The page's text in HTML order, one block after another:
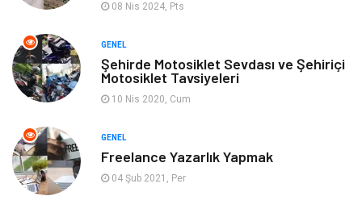
08 Nis 2024, Pts
GENEL
Şehirde Motosiklet Sevdası ve Şehiriçi
Motosiklet Tavsiyeleri
10 Nis 2020, Cum
GENEL
Freelance Yazarlık Yapmak
04 Şub 2021, Per